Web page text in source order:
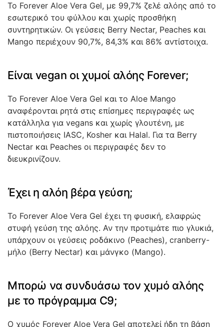
Το Forever Aloe Vera Gel, με 99,7% ζελέ αλόης από το
εσωτερικό του φύλλου και χωρίς προσθήκη
συντηρητικών. Οι γεύσεις Berry Nectar, Peaches και
Mango περιέχουν 90,7%, 84,3% και 86% αντίστοιχα.
Είναι vegan οι χυμοί αλόης Forever;
Το Forever Aloe Vera Gel και το Aloe Mango
αναφέρονται ρητά στις επίσημες περιγραφές ως
κατάλληλα για vegans και χωρίς γλουτένη, με
πιστοποιήσεις IASC, Kosher και Halal. Για τα Berry
Nectar και Peaches οι περιγραφές δεν το
διευκρινίζουν.
Έχει η αλόη βέρα γεύση;
Το Forever Aloe Vera Gel έχει τη φυσική, ελαφρώς
στυφή γεύση της αλόης. Αν την προτιμάτε πιο γλυκιά,
υπάρχουν οι γεύσεις ροδάκινο (Peaches), cranberry-
μήλο (Berry Nectar) και μάνγκο (Mango).
Μπορώ να συνδυάσω τον χυμό αλόης
με το πρόγραμμα C9;
Ο χυμός Forever Aloe Vera Gel αποτελεί ήδη τη βάση